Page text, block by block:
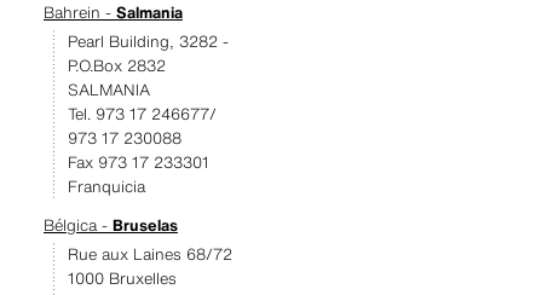
Bahrein - Salmania
Pearl Building, 3282 -
P.O.Box 2832
SALMANIA
Tel. 973 17 246677/
973 17 230088
Fax 973 17 233301
Franquicia
Bélgica - Bruselas
Rue aux Laines 68/72
1000 Bruxelles